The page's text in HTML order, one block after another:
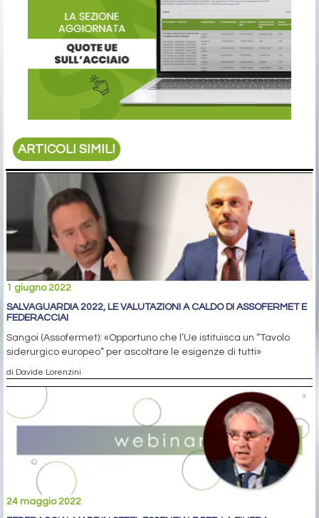
ARTICOLI SIMILI
1 giugno 2022
SALVAGUARDIA 2022, LE VALUTAZIONI A CALDO DI ASSOFERMET E
FEDERACCIAI
Sangoi (Assofermet): «Opportuno che l’Ue istituisca un “Tavolo
siderurgico europeo” per ascoltare le esigenze di tutti»
di Davide Lorenzini
24 maggio 2022